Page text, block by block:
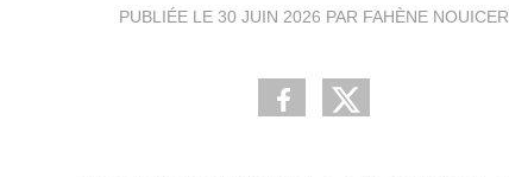
PUBLIÉE LE 30 JUIN 2026 PAR FAHÈNE NOUICER